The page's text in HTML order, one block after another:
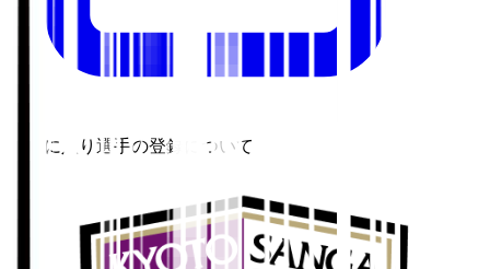
お気に入り選手の登録について